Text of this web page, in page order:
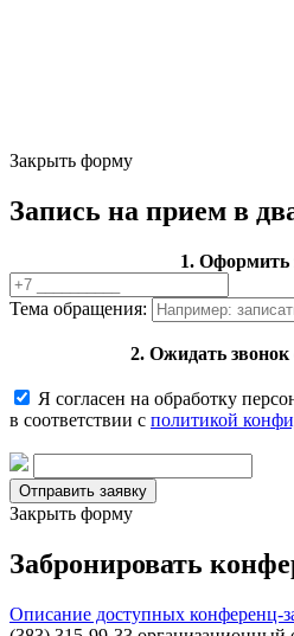
Закрыть форму
Запись на прием в
1. Оформить
Тема обращения:
2. Ожидать звонок
Я согласен на обработку
в соответствии с политикой
Закрыть форму
Забронировать
Описание доступных конференц-